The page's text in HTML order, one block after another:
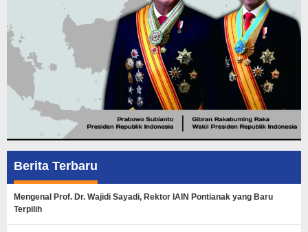
Berita Terbaru
Mengenal Prof. Dr. Wajidi Sayadi, Rektor IAIN Pontianak yang Baru
Terpilih